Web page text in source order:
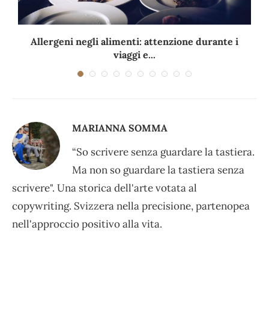
Allergeni negli alimenti: attenzione durante i
viaggi e...
MARIANNA SOMMA
“So scrivere senza guardare la tastiera.
Ma non so guardare la tastiera senza
scrivere". Una storica dell'arte votata al
copywriting. Svizzera nella precisione, partenopea
nell'approccio positivo alla vita.